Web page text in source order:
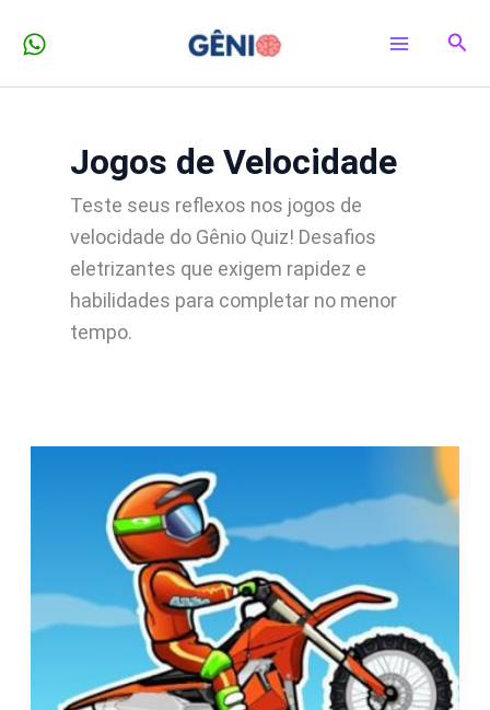
para
Jogos de Velocidade
Teste seus reflexos nos jogos de
velocidade do Gênio Quiz! Desafios
eletrizantes que exigem rapidez e
habilidades para completar no menor
tempo.